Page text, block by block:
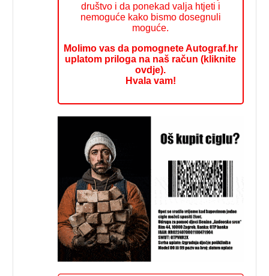
društvo i da ponekad valja htjeti i
nemoguće kako bismo dosegnuli
moguće.
Molimo vas da pomognete Autograf.hr
uplatom priloga na naš račun (kliknite
ovdje).
Hvala vam!